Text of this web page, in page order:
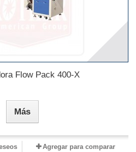
Flow Pack 400-X
Más
Agregar para comparar